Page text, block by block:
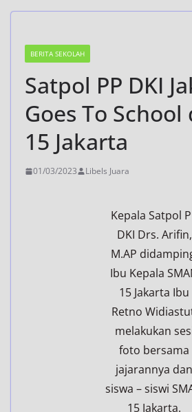
BERITA SEKOLAH
Satpol PP DKI
Goes To School
15 Jakarta
01/03/2023 Libels Juara
Kepala Satpol
DKI Drs. Arifin,
M.AP
Ibu Kepala
15 Jakarta Ibu
Retno
melakukan
foto bersama
jajarannya dan
siswa – siswi
15 Jakarta.